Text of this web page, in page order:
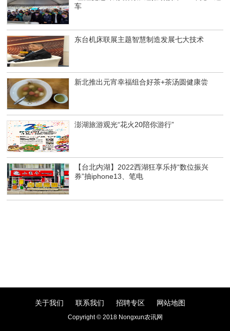
车
东台机床联展主题智慧制造发展七大技术
新北推出元宵幸福组合好茶+茶汤圆健康尝
澎湖旅游观光“花火20陪你游行”
【台北内湖】2022西湖狂享乐持“数位振兴
券”抽iphone13、笔电
关于我们 联系我们 招聘专区 网站地图
Copyright © 2018 Nongxun农讯网